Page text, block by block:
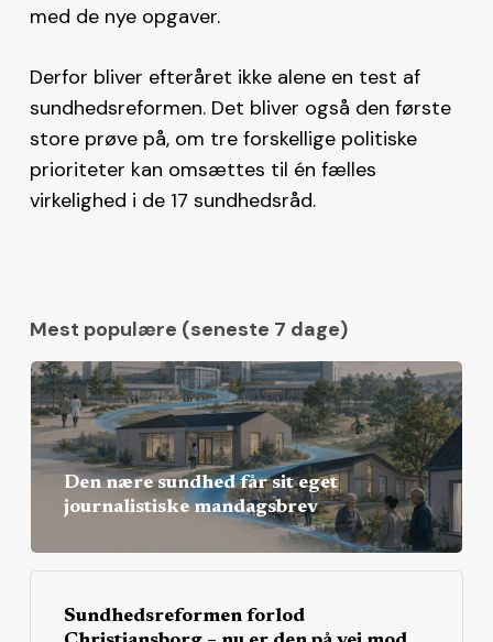
med de nye opgaver.
Derfor bliver efteråret ikke alene en test af
sundhedsreformen. Det bliver også den første
store prøve på, om tre forskellige politiske
prioriteter kan omsættes til én fælles
virkelighed i de 17 sundhedsråd.
Mest populære (seneste 7 dage)
Den nære sundhed får sit eget
journalistiske mandagsbrev
Sundhedsreformen forlod